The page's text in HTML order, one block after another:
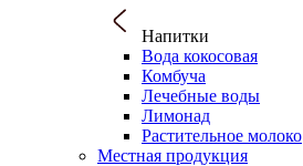
Напитки
Вода кокосовая
Комбуча
Лечебные воды
Лимонад
Растительное молоко
Местная продукция